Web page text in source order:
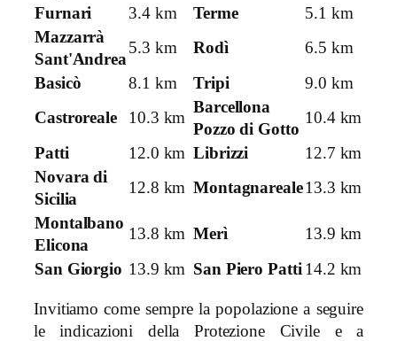
Furnari
3.4 km Terme
5.1 km
Mazzarrà
Sant'Andrea
5.3 km Rodì
6.5 km
Basicò
8.1 km Tripi
9.0 km
Castroreale
10.3 km
Barcellona
Pozzo di Gotto
10.4 km
Patti
12.0 km Librizzi
12.7 km
Novara di
Sicilia
12.8 km Montagnareale13.3 km
Montalbano
Elicona
13.8 km Merì
13.9 km
San Giorgio 13.9 km San Piero Patti 14.2 km
Invitiamo come sempre la popolazione a seguire
le indicazioni della Protezione Civile e a